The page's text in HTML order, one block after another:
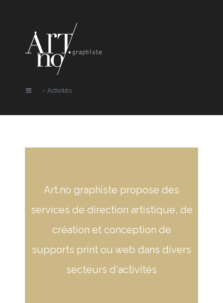
– Activités
Art.no graphiste propose des
services de direction artistique, de
création et conception de
supports print ou web dans divers
secteurs d'activités